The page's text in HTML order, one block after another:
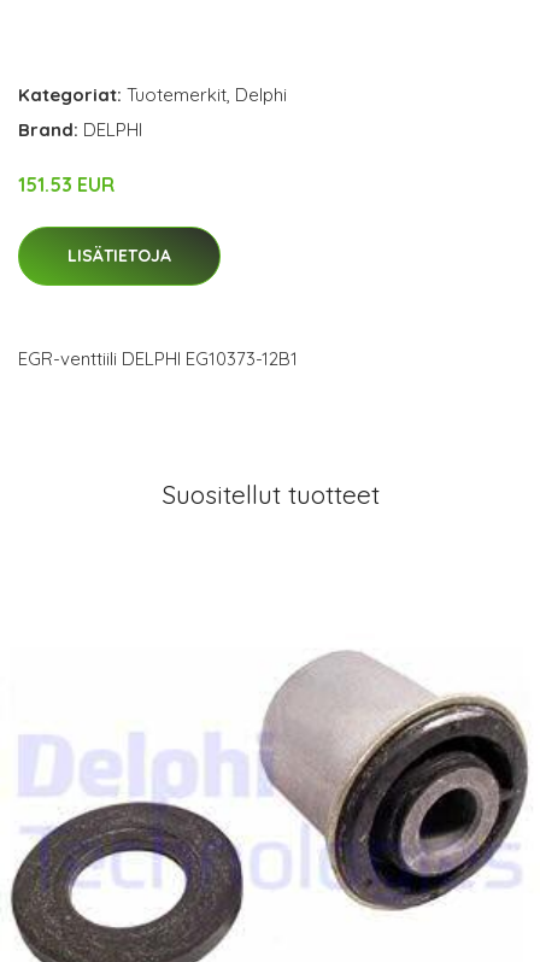
Kategoriat: Tuotemerkit, Delphi
Brand: DELPHI
151.53 EUR
LISÄTIETOJA
EGR-venttiili DELPHI EG10373-12B1
Suositellut tuotteet